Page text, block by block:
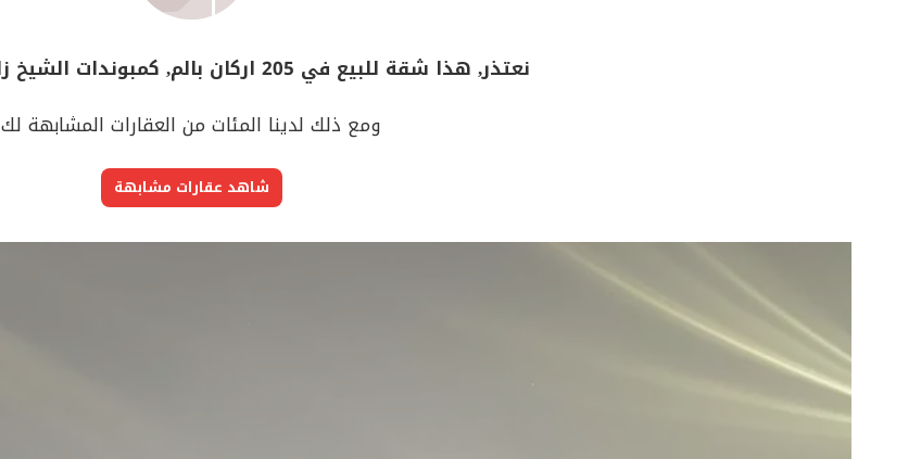
نعتذر, هذا شقة للبيع في 205 اركان بالم, كمبوندات الشيخ زايد لم يعد متوفر
ومع ذلك لدينا المئات من العقارات المشابهة لك
شاهد عقارات مشابهة